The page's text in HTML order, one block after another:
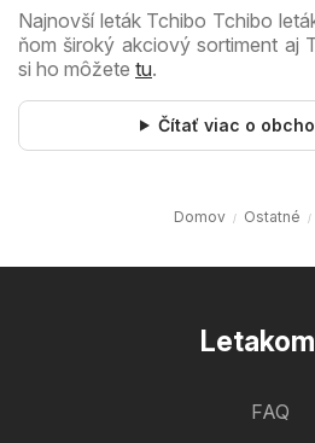
Najnovší leták Tchibo Tchibo
ňom široký akciový sortiment aj
si ho môžete tu.
Čítať viac o
Domov Ostatné
FAQ